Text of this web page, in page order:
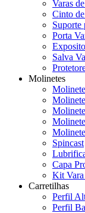
Varas
Cinto
Suporte
Porta
Salva
Molinetes
Spincast
Capa
Kit
Carretilhas
Perfil
Perfil